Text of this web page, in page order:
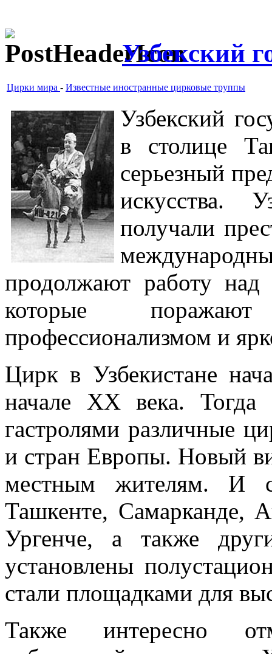
Узбекский
Цирки мира - Известные иностранные цирковые труппы
Узбекский
в столице
серьезный
искусства.
получали
продолжают работу
которые
профессионализмом и
Цирк в Узбекистане
начале XX века. Тогда
гастролями различные
и стран Европы. Новый
местным жителям. И
Ташкенте, Самарканде,
Ургенче, а также
установлены
стали площадками для
Также интересно